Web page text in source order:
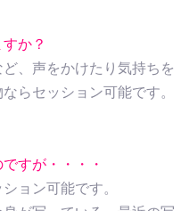
か？
、声をかけたり気持ちを
らセッション可能です。
すが・・・・
ョン可能です。